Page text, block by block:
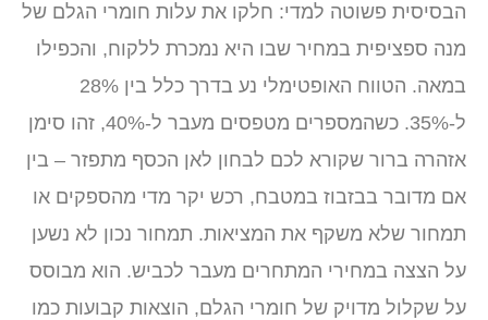
הבסיסית פשוטה למדי: חלקו את עלות חומרי הגלם של
מנה ספציפית במחיר שבו היא נמכרת ללקוח, והכפילו
במאה. הטווח האופטימלי נע בדרך כלל בין 28%
ל-35%. כשהמספרים מטפסים מעבר ל-40%, זהו סימן
אזהרה ברור שקורא לכם לבחון לאן הכסף מתפזר – בין
אם מדובר בבזבוז במטבח, רכש יקר מדי מהספקים או
תמחור שלא משקף את המציאות. תמחור נכון לא נשען
על הצצה במחירי המתחרים מעבר לכביש. הוא מבוסס
על שקלול מדויק של חומרי הגלם, הוצאות קבועות כמו